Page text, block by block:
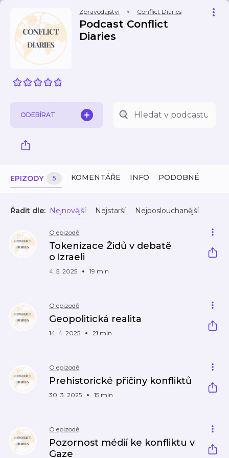
Zpravodajství Conflict Diaries
Podcast Conflict
Diaries
ODEBÍRAT
EPIZODY 5 KOMENTÁŘE INFO PODOBNÉ
Řadit dle: Nejnovější Nejstarší Nejposlouchanější
O epizodě
Tokenizace Židů v debatě
o Izraeli
4. 5. 2025 19 min
O epizodě
Geopolitická realita
14. 4. 2025 21 min
O epizodě
Prehistorické příčiny konfliktů
30. 3. 2025 15 min
O epizodě
Pozornost médií ke konfliktu v
Gaze